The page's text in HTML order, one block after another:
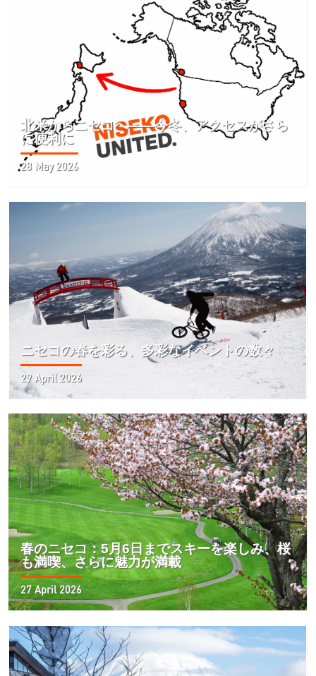
北米からニセコへ――今冬、アクセスがさら
に便利に
28 May 2026
ニセコの春を彩る、多彩なイベントの数々
29 April 2026
春のニセコ：5月6日までスキーを楽しみ、桜
も満喫、さらに魅力が満載
27 April 2026